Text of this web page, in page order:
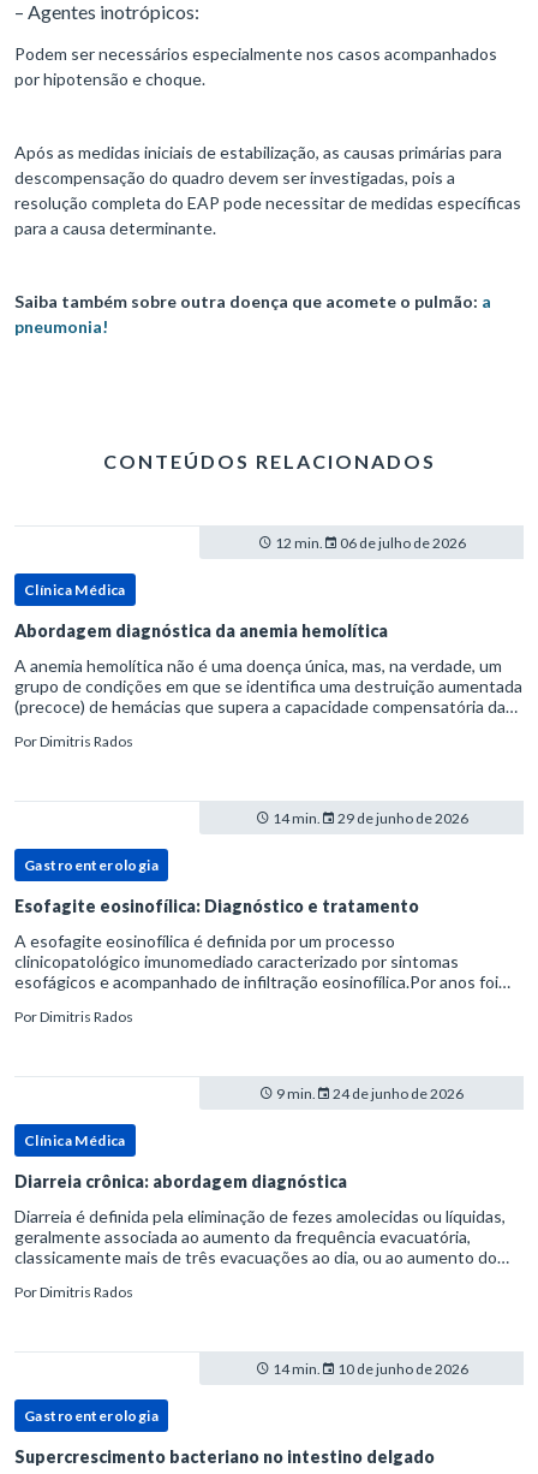
– Agentes inotrópicos:
Podem ser necessários especialmente nos casos acompanhados
por hipotensão e choque.
Após as medidas iniciais de estabilização, as causas primárias para
descompensação do quadro devem ser investigadas, pois a
resolução completa do EAP pode necessitar de medidas específicas
para a causa determinante.
Saiba também sobre outra doença que acomete o pulmão: a
pneumonia!
CONTEÚDOS RELACIONADOS
12 min. 06 de julho de 2026
Clínica Médica
Abordagem diagnóstica da anemia hemolítica
A anemia hemolítica não é uma doença única, mas, na verdade, um
grupo de condições em que se identifica uma destruição aumentada
(precoce) de hemácias que supera a capacidade compensatória da
PorDimitris Rados
14 min. 29 de junho de 2026
Gastroenterologia
Esofagite eosinofílica: Diagnóstico e tratamento
A esofagite eosinofílica é definida por um processo
clinicopatológico imunomediado caracterizado por sintomas
esofágicos e acompanhado de infiltração eosinofílica.Por anos foi
refluxo gastr
PorDimitris Rados
9 min. 24 de junho de 2026
Clínica Médica
Diarreia crônica: abordagem diagnóstica
Diarreia é definida pela eliminação de fezes amolecidas ou líquidas,
geralmente associada ao aumento da frequência evacuatória,
classicamente mais de três evacuações ao dia, ou ao aumento do
PorDimitris Rados
14 min. 10 de junho de 2026
Gastroenterologia
Supercrescimento bacteriano no intestino delgado